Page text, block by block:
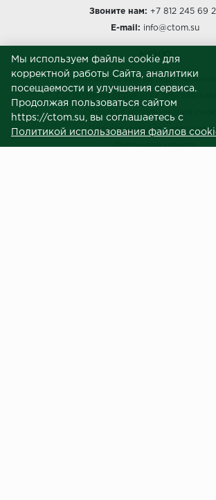
Звоните нам: +7 812 245 69
E-mail: info@ctom.su
МЕНЮ
Политика обработки персональных
Согласие на обработку
Пользовательское
Публичная оферта
Мы используем файлы cookie для
корректной работы Сайта, аналитики
посещаемости и улучшения сервиса.
Продолжая пользоваться сайтом
https://ctom.su, вы соглашаетесь с
Политикой использования файлов